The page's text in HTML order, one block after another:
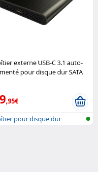
externe USB-C 3.1 auto-
pour disque dur SATA
,95€
pour disque dur